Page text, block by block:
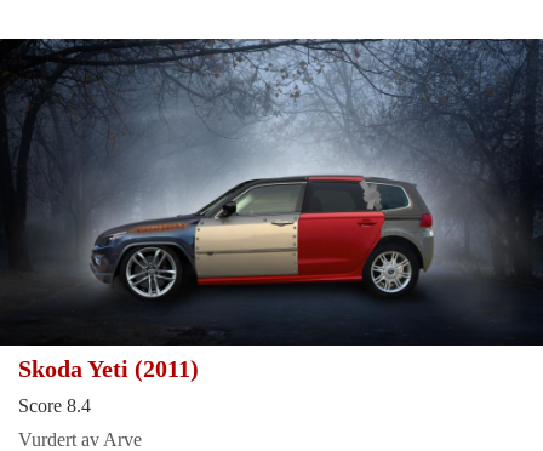
Skoda Yeti (2011)
Score 8.4
Vurdert av Arve